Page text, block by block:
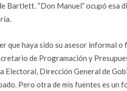
Bartlett. “Don Manuel” ocupó esa
que haya sido su asesor informal
de Programación y
Electoral, Dirección General de
Pero otra de mis fuentes es